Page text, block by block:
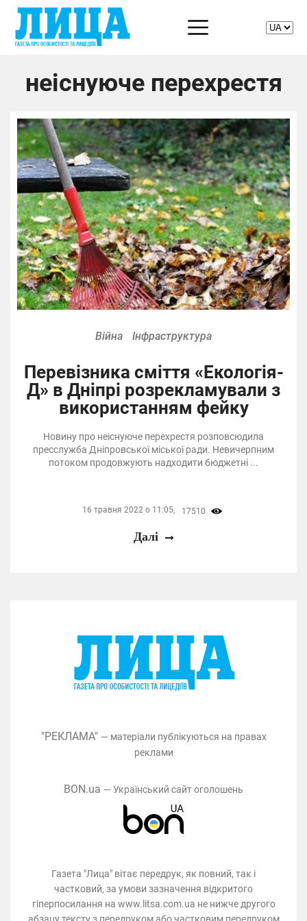
неіснуюче перехрестя
Війна Інфраструктура
Перевізника сміття «Екологія-
Д» в Дніпрі розрекламували з
використанням фейку
Новину про неіснуюче перехрестя розповсюдила
пресслужба Дніпровської міської ради. Невичерпним
потоком продовжують надходити бюджетні ...
16 травня 2022 о 11:05, 17510
Далі
"РЕКЛАМА" — матеріали публікуються на правах
реклами
BON.ua — Український сайт оголошень
Газета "Лица" вітає передрук, як повний, так і
частковий, за умови зазначення відкритого
гіперпосилання на www.litsa.com.ua не нижче другого
абзацу тексту з передруком або частковим передруком